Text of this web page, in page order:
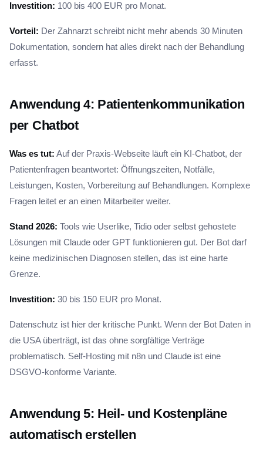
Investition: 100 bis 400 EUR pro Monat.
Vorteil: Der Zahnarzt schreibt nicht mehr abends 30 Minuten
Dokumentation, sondern hat alles direkt nach der Behandlung
erfasst.
Anwendung 4: Patientenkommunikation
per Chatbot
Was es tut: Auf der Praxis-Webseite läuft ein KI-Chatbot, der
Patientenfragen beantwortet: Öffnungszeiten, Notfälle,
Leistungen, Kosten, Vorbereitung auf Behandlungen. Komplexe
Fragen leitet er an einen Mitarbeiter weiter.
Stand 2026: Tools wie Userlike, Tidio oder selbst gehostete
Lösungen mit Claude oder GPT funktionieren gut. Der Bot darf
keine medizinischen Diagnosen stellen, das ist eine harte
Grenze.
Investition: 30 bis 150 EUR pro Monat.
Datenschutz ist hier der kritische Punkt. Wenn der Bot Daten in
die USA überträgt, ist das ohne sorgfältige Verträge
problematisch. Self-Hosting mit n8n und Claude ist eine
DSGVO-konforme Variante.
Anwendung 5: Heil- und Kostenpläne
automatisch erstellen